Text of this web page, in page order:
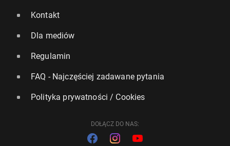
Kontakt
Dla mediów
Regulamin
FAQ - Najczęściej zadawane pytania
Polityka prywatności / Cookies
DOŁĄCZ DO NAS: